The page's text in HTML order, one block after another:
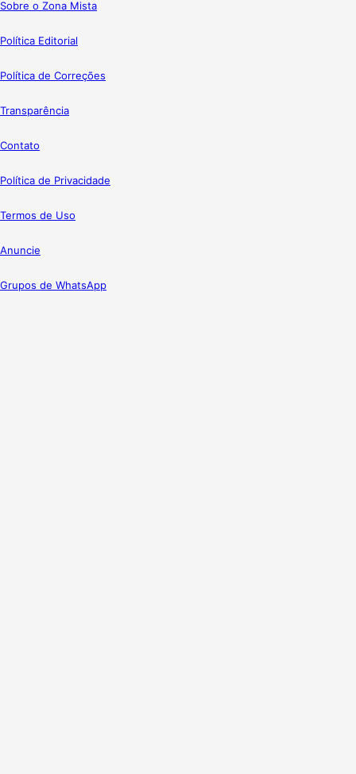
Sobre o Zona Mista
Política Editorial
Política de Correções
Transparência
Contato
Política de Privacidade
Termos de Uso
Anuncie
Grupos de WhatsApp